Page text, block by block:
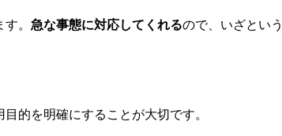
。 急な事態に対応してくれるので、いざとい
的を明確にすることが大切です。